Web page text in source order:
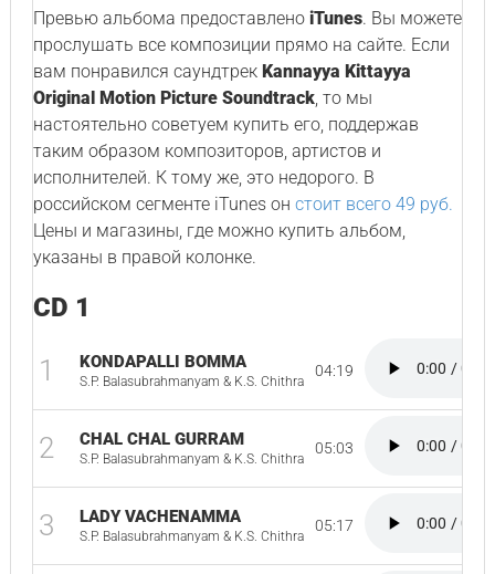
Превью альбома предоставлено iTunes. Вы можете
прослушать все композиции прямо на сайте. Если
вам понравился саундтрек Kannayya Kittayya
Original Motion Picture Soundtrack, то мы
настоятельно советуем купить его, поддержав
таким образом композиторов, артистов и
исполнителей. К тому же, это недорого. В
российском сегменте iTunes он стоит всего 49 руб.
Цены и магазины, где можно купить альбом,
указаны в правой колонке.
CD 1
1 KONDAPALLI BOMMA
S.P. Balasubrahmanyam & K.S. Chithra
04:19
2 CHAL CHAL GURRAM
S.P. Balasubrahmanyam & K.S. Chithra
05:03
3 LADY VACHENAMMA
S.P. Balasubrahmanyam & K.S. Chithra
05:17